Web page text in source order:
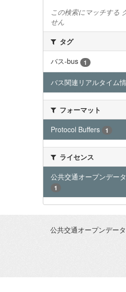
この検索にマッチする
せん
タグ
バス-bus
1
バス関連リアルタイム
フォーマット
Protocol Buffers
1
ライセンス
公共交通オープンデー
1
公共交通オープンデー